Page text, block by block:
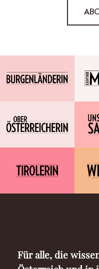
Für alle, die